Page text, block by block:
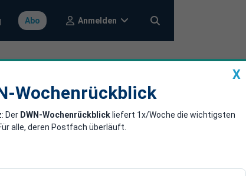
Abo Anmelden
X
Wochenrückblick
Der DWN-Wochenrückblick liefert 1x/Woche die wichtigsten
alle, deren Postfach überläuft.